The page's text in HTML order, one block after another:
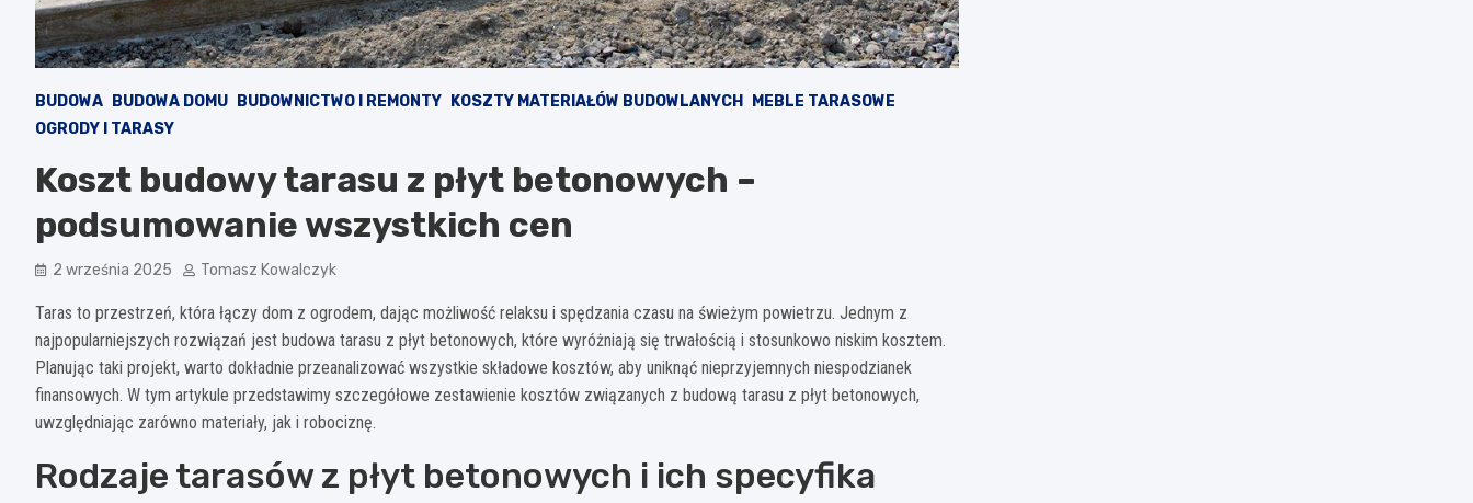
BUDOWA BUDOWA DOMU BUDOWNICTWO I REMONTY KOSZTY MATERIAŁÓW BUDOWLANYCH
MEBLE TARASOWE
OGRODY I TARASY
Koszt budowy tarasu z płyt betonowych –
podsumowanie wszystkich cen
2 września 2025 Tomasz Kowalczyk
Taras to przestrzeń, która łączy dom z ogrodem, dając możliwość relaksu i spędzania czasu na świeżym powietrzu. Jednym z
najpopularniejszych rozwiązań jest budowa tarasu z płyt betonowych, które wyróżniają się trwałością i stosunkowo niskim kosztem.
Planując taki projekt, warto dokładnie przeanalizować wszystkie składowe kosztów, aby uniknąć nieprzyjemnych niespodzianek
finansowych. W tym artykule przedstawimy szczegółowe zestawienie kosztów związanych z budową tarasu z płyt betonowych,
uwzględniając zarówno materiały, jak i robociznę.
Rodzaje tarasów z płyt betonowych i ich specyfika